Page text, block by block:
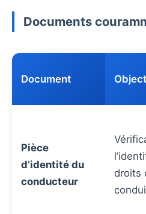
Documents
Document
Pièce
d’identité du
conducteur
droits